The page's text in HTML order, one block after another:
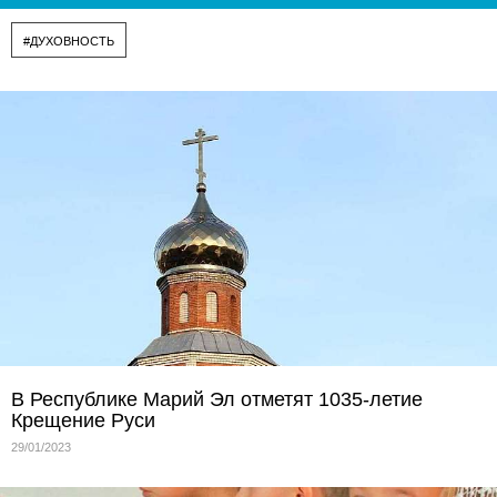
#ДУХОВНОСТЬ
В Республике Марий Эл отметят 1035-летие
Крещение Руси
29/01/2023